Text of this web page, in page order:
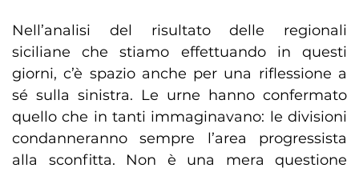
Nell’analisi del risultato delle regionali
siciliane che stiamo effettuando in questi
giorni, c’è spazio anche per una riflessione a
sé sulla sinistra. Le urne hanno confermato
quello che in tanti immaginavano: le divisioni
condanneranno sempre l’area progressista
alla sconfitta. Non è una mera questione